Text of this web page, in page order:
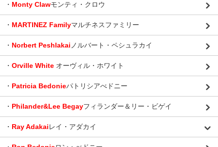
・ Monty Clawモンティ・クロウ
・ MARTINEZ Familyマルチネスファミリー
・ Norbert Peshlakai ノルバート・ペシュラカイ
・ Orville White オーヴィル・ホワイト
・ Patricia Bedonieパトリシアべドニー
・ Philander&Lee Begayフィランダー＆リー・ビゲイ
・ Ray Adakaiレイ・アダカイ